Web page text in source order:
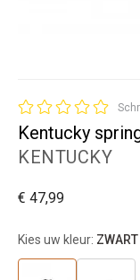
Kentucky
KENTUCKY
€ 47,99
Kies uw kleur: ZWART